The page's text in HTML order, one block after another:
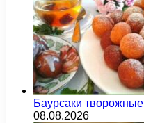
Баурсаки творожные
08.08.2026